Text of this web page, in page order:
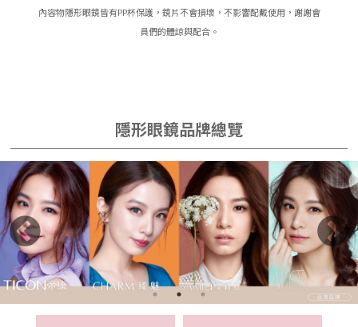
內容物隱形眼鏡皆有PP杯保護，鏡片不會損壞，不影響配戴使用，謝謝會
員們的體諒與配合。
隱形眼鏡品牌總覽